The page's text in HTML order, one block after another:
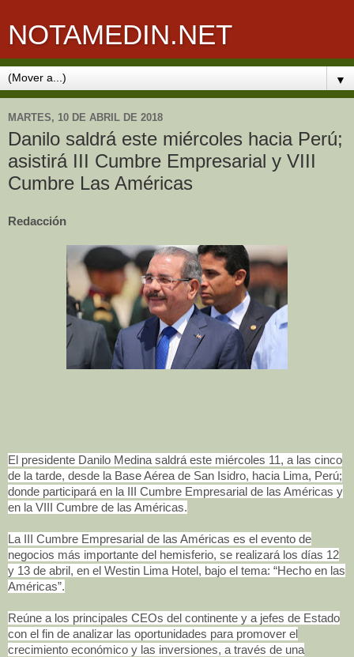
NOTAMEDIN.NET
▼
MARTES, 10 DE ABRIL DE 2018
Danilo saldrá este miércoles hacia Perú;
asistirá III Cumbre Empresarial y VIII
Cumbre Las Américas
Redacción
El presidente Danilo Medina saldrá este miércoles 11, a las cinco
de la tarde, desde la Base Aérea de San Isidro, hacia Lima, Perú;
donde participará en la III Cumbre Empresarial de las Américas y
en la VIII Cumbre de las Américas.
La III Cumbre Empresarial de las Américas es el evento de
negocios más importante del hemisferio, se realizará los días 12
y 13 de abril, en el Westin Lima Hotel, bajo el tema: “Hecho en las
Américas”.
Reúne a los principales CEOs del continente y a jefes de Estado
con el fin de analizar las oportunidades para promover el
crecimiento económico y las inversiones, a través de una